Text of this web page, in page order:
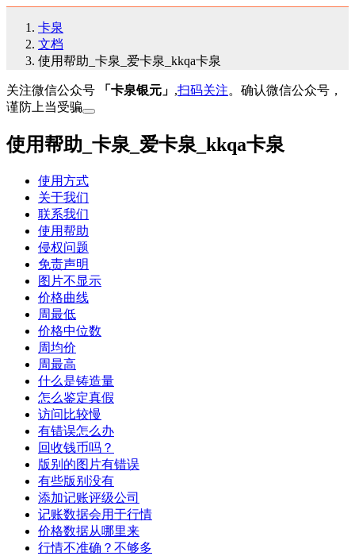
卡泉
文档
使用帮助_卡泉_爱卡泉_kkqa卡泉
关注微信公众号 「卡泉银元」 ,扫码关注。确认微信公众号，
谨防上当受骗
使用帮助_卡泉_爱卡泉_kkqa卡泉
使用方式
关于我们
联系我们
使用帮助
侵权问题
免责声明
图片不显示
价格曲线
周最低
价格中位数
周均价
周最高
什么是铸造量
怎么鉴定真假
访问比较慢
有错误怎么办
回收钱币吗？
版别的图片有错误
有些版别没有
添加记账评级公司
记账数据会用于行情
价格数据从哪里来
行情不准确？不够多